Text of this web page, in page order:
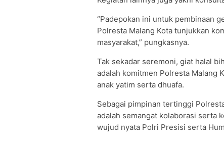
“Padepokan ini untuk pembinaan
Polresta Malang Kota tunjukkan
masyarakat,” pungkasnya.
Tak sekadar seremoni, giat halal
adalah komitmen Polresta Malang
anak yatim serta dhuafa.
Sebagai pimpinan tertinggi
adalah semangat kolaborasi serta
wujud nyata Polri Presisi serta